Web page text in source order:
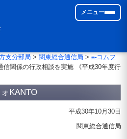
メニュー
支分部局 > 関東総合通信局 > e-コムフ
信関係の行政相談を実施 《平成30年度行
KANTO
平成30年10月30日
関東総合通信局